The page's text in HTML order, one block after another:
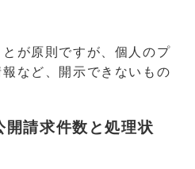
が原則ですが、個人のプ
など、開示できないもの
開請求件数と処理状